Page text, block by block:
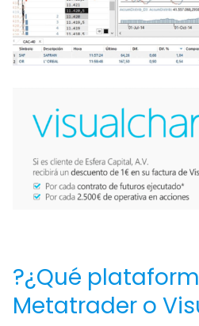
?¿Qué
Metatrader o